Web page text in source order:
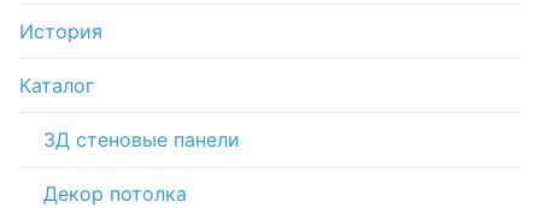
История
Каталог
3Д стеновые панели
Декор потолка